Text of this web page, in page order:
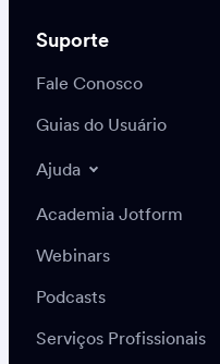
Suporte
Fale Conosco
Guias do Usuário
Ajuda
Academia Jotform
Webinars
Podcasts
Serviços Profissionais